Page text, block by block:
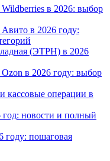
в 2026: выбор
в 2026 году:
(ЭТРН) в 2026
в 2026 году: выбор
кассовые операции в
год: новости и полный
году: пошаговая